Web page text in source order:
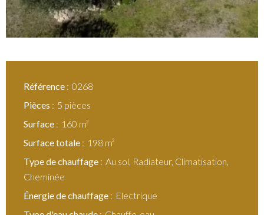
Référence
0268
Pièces
5 pièces
Surface
160 m²
Surface totale
198 m²
Type de chauffage
Au sol, Radiateur, Climatisation,
Cheminée
Énergie de chauffage
Electrique